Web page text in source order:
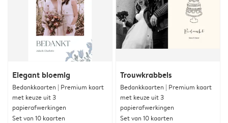
Elegant bloemig
Bedankkaarten | Premium kaart
met keuze uit 3
papierafwerkingen
Set van 10 kaarten
Trouwkrabbels
Bedankkaarten | Premium kaart
met keuze uit 3
papierafwerkingen
Set van 10 kaarten